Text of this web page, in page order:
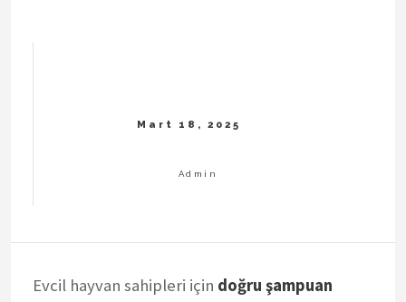
Evcil hayvan sahipleri için doğru şampuan